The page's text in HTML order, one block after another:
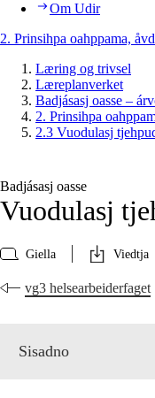
Om Udir
2. Prinsihpa oahppama,
Læring og trivsel
Læreplanverket
Badjásasj oasse –
2. Prinsihpa
2.3 Vuodulasj
Badjásasj oasse
Vuodulasj
Giella Viedtja
vg3 helsearbeiderfaget
Sisadno